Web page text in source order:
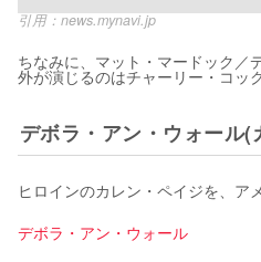
引用：news.mynavi.jp
ちなみに、マット・マードック／
外が演じるのはチャーリー・コッ
デボラ・アン・ウォール(
ヒロインのカレン・ペイジを、ア
デボラ・アン・ウォール